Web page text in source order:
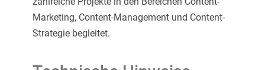
Marketing, Content-Management und Content-
Strategie begleitet.